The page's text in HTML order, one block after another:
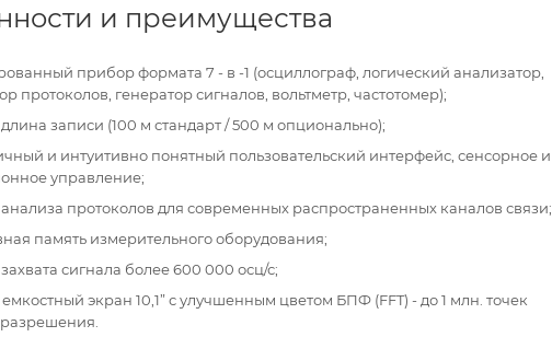
и преимущества
прибор формата 7 - в -1 (осциллограф, логический анализатор,
протоколов, генератор сигналов, вольтметр, частотомер);
записи (100 м стандарт / 500 м опционально);
и интуитивно понятный пользовательский интерфейс, сенсорное и
управление;
протоколов для современных распространенных каналов связи;
память измерительного оборудования;
сигнала более 600 000 осц/с;
экран 10,1” с улучшенным цветом БПФ (FFT) - до 1 млн. точек